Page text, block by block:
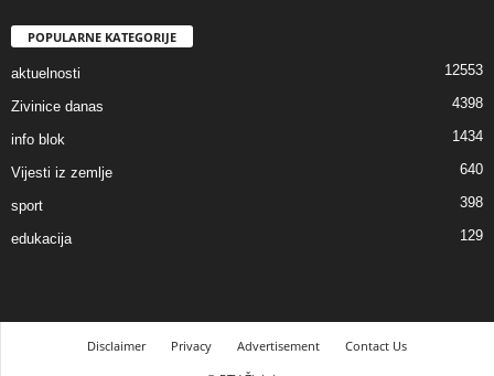
POPULARNE KATEGORIJE
aktuelnosti 12553
Zivinice danas 4398
info blok 1434
Vijesti iz zemlje 640
sport 398
edukacija 129
Disclaimer Privacy Advertisement
Contact Us